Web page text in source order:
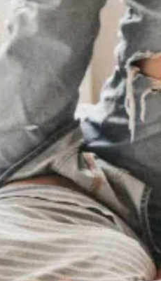
(m/w/d)
Profi (m/w/d)
PEEL®